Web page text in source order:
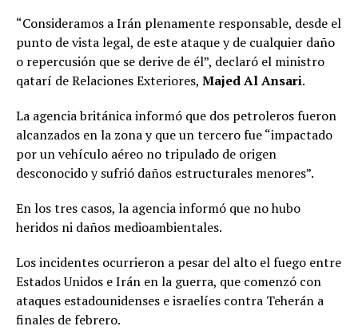
“Consideramos a Irán plenamente responsable, desde el
punto de vista legal, de este ataque y de cualquier daño
o repercusión que se derive de él”, declaró el ministro
qatarí de Relaciones Exteriores, Majed Al Ansari.
La agencia británica informó que dos petroleros fueron
alcanzados en la zona y que un tercero fue “impactado
por un vehículo aéreo no tripulado de origen
desconocido y sufrió daños estructurales menores”.
En los tres casos, la agencia informó que no hubo
heridos ni daños medioambientales.
Los incidentes ocurrieron a pesar del alto el fuego entre
Estados Unidos e Irán en la guerra, que comenzó con
ataques estadounidenses e israelíes contra Teherán a
finales de febrero.